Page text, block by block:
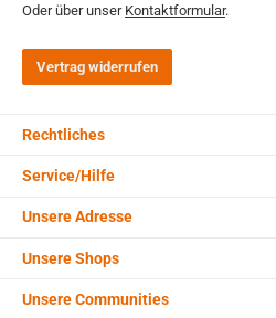
Oder über unser Kontaktformular.
Vertrag widerrufen
Rechtliches
Service/Hilfe
Unsere Adresse
Unsere Communities
Unsere Shops